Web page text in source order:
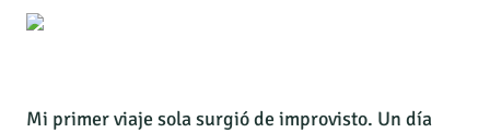
Mi primer viaje sola surgió de improvisto. Un día